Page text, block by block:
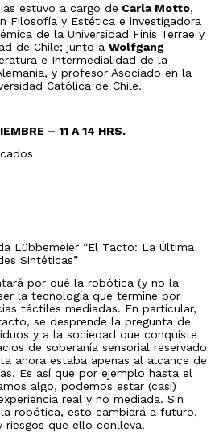
estuvo a cargo de Carla Motto,
Filosofía y Estética e investigadora
de la Universidad Finis Terrae y
de Chile; junto a Wolfgang
e Intermedialidad de la
y profesor Asociado en la
Católica de Chile.
– 11 A 14 HRS.
Lübbemeier “El Tacto: La Última
Sintéticas”
por qué la robótica (y no la
la tecnología que termine por
táctiles mediadas. En particular,
se desprende la pregunta de
y a la sociedad que conquiste
de soberanía sensorial reservado
ahora estaba apenas al alcance de
Es así que por ejemplo hasta el
algo, podemos estar (casi)
real y no mediada. Sin
robótica, esto cambiará a futuro,
que ello conlleva.